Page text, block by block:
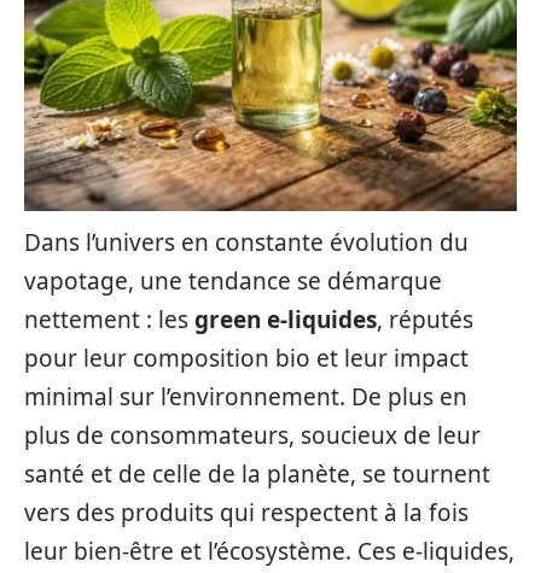
Dans l’univers en constante évolution du
vapotage, une tendance se démarque
nettement : lesgreen e-liquides, réputés
pour leur composition bio et leur impact
minimal sur l’environnement. De plus en
plus de consommateurs, soucieux de leur
santé et de celle de la planète, se tournent
vers des produits qui respectent à la fois
leur bien-être et l’écosystème. Ces e-liquides,